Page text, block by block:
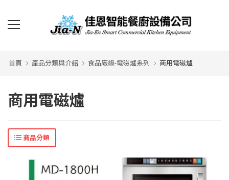
首頁 產品分類與介紹 食品廠級-電磁爐系列 商用電磁爐
商用電磁爐
商品分類